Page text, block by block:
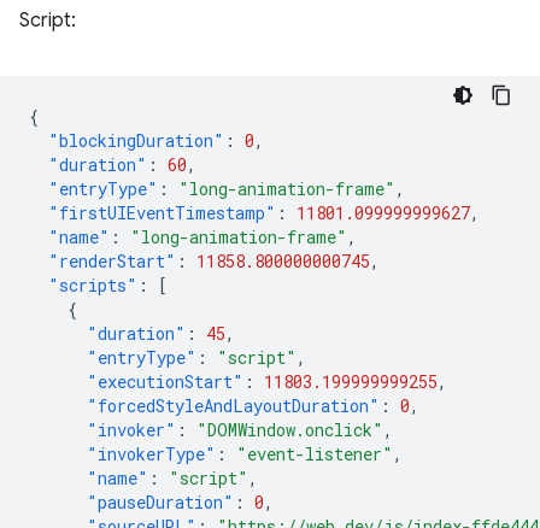
Script:
{
"blockingDuration" : 0,
"duration" : 60,
"entryType" : "long-animation-frame" ,
"firstUIEventTimestamp" : 11801.099999999627,
"name" : "long-animation-frame" ,
"renderStart" : 11858.800000000745,
"scripts" :
[
{
"duration" : 45,
"entryType" : "script" ,
"executionStart" : 11803.199999999255,
"forcedStyleAndLayoutDuration" : 0,
"invoker" : "DOMWindow.onclick" ,
"invokerType" : "event-listener" ,
"name" : "script" ,
"pauseDuration" : 0,